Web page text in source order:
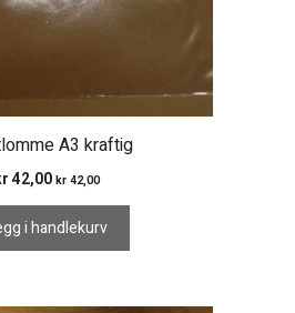
A3 kraftig
42,00 kr 42,00
i handlekurv